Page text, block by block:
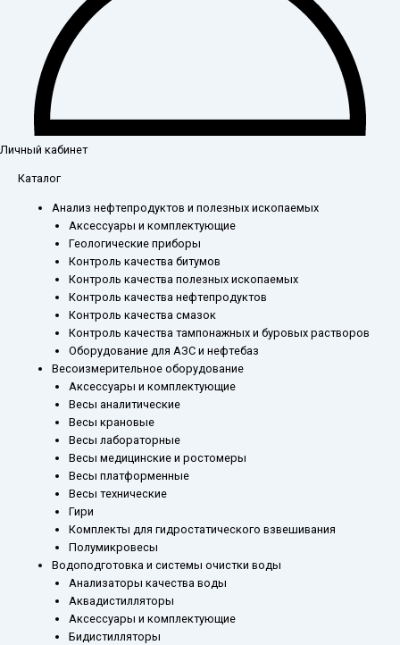
Личный кабинет
Каталог
Анализ нефтепродуктов и полезных ископаемых
Аксессуары и комплектующие
Геологические приборы
Контроль качества битумов
Контроль качества полезных ископаемых
Контроль качества нефтепродуктов
Контроль качества смазок
Контроль качества тампонажных и буровых растворов
Оборудование для АЗС и нефтебаз
Весоизмерительное оборудование
Аксессуары и комплектующие
Весы аналитические
Весы крановые
Весы лабораторные
Весы медицинские и ростомеры
Весы платформенные
Весы технические
Гири
Комплекты для гидростатического взвешивания
Полумикровесы
Водоподготовка и системы очистки воды
Анализаторы качества воды
Аквадистилляторы
Аксессуары и комплектующие
Бидистилляторы